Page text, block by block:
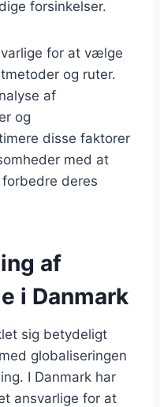
forsinkelser.
for at vælge
og ruter.
af
og
disse faktorer
med at
deres
af
i Danmark
sig betydeligt
globaliseringen
I Danmark har
ansvarlige for at